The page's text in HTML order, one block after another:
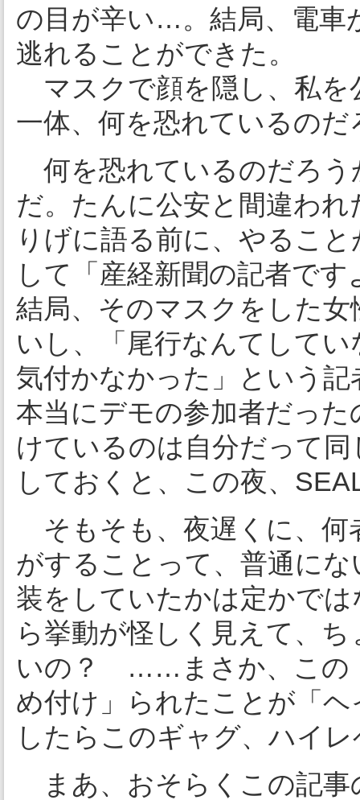
の目が辛い…。結局、電車
逃れることができた。
マスクで顔を隠し、私を
一体、何を恐れているの
何を恐れているのだろ
だ。たんに公安と間違わ
りげに語る前に、やるこ
して「産経新聞の記者で
結局、そのマスクをした
いし、「尾行なんてして
気付かなかった」という
本当にデモの参加者だっ
けているのは自分だって
しておくと、この夜、
そもそも、夜遅くに、何
がすることって、普通に
装をしていたかは定かで
ら挙動が怪しく見えて、
いの？ ……まさか、この
め付け」られたことが「
したらこのギャグ、ハイ
まあ、おそらくこの記事